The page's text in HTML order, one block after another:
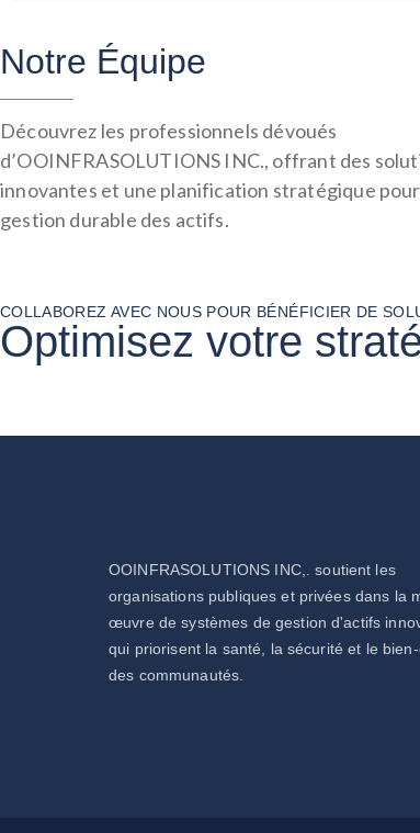
Notre Équipe
Découvrez les professionnels dévoués
d’OOINFRASOLUTIONS INC., offrant des
innovantes et une planification stratégique
gestion durable des actifs.
COLLABOREZ AVEC NOUS POUR BÉNÉFICIER DE
Optimisez votre
OOINFRASOLUTIONS INC,. soutient les
organisations publiques et privées dans la
œuvre de systèmes de gestion d'actifs
qui priorisent la santé, la sécurité et le
des communautés.